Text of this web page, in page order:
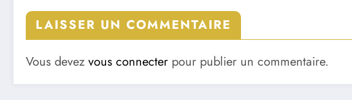
LAISSER UN COMMENTAIRE
Vous devez vous connecter pour publier un commentaire.